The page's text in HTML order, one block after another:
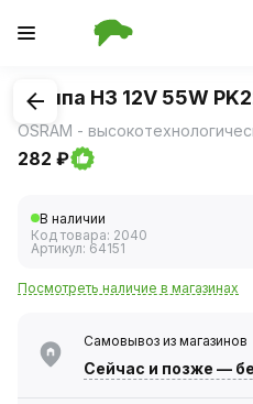
1/1
Лампа H3 12V 55W
282 ₽
В наличии
Код товара: 2040
Артикул: 64151
Посмотреть наличие в магазинах
Самовывоз из магазинов
Сейчас и позже —